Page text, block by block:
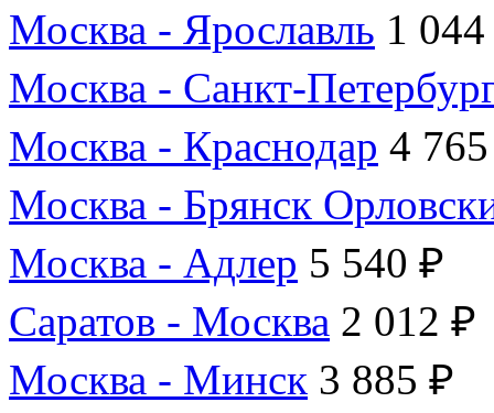
Москва - Ярославль 1
Москва - Санкт-
Москва - Краснодар 4
Москва - Брянск
Москва - Адлер 5 540 ₽
Саратов - Москва 2 012 ₽
Москва - Минск 3 885 ₽